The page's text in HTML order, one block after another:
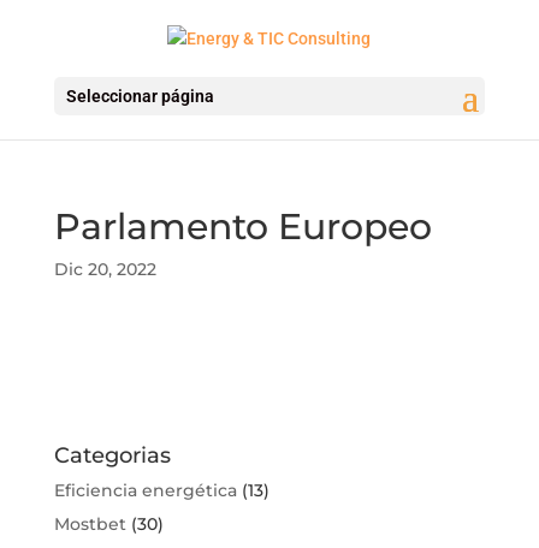
Seleccionar página
Parlamento Europeo
Dic 20, 2022
Categorias
Eficiencia energética(13)
Mostbet(30)